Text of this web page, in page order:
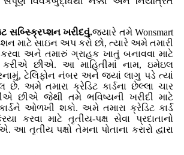
સબ્સ્ક્રિપ્શન ખરીદવું.જ્યારે તમે Wonsmart
માટે સાઇન અપ કરો છો, ત્યારે અમે તમારી
અને તમારું ગ્રાહક ખાતું બનાવવા માટે
કરીએ છીએ. આ માહિતીમાં નામ, ઇમેઇલ
ટેલિફોન નંબર અને જ્યાં લાગુ પડે ત્યાં
છે. અમે તમારા ક્રેડિટ કાર્ડના છેલ્લા ચાર
છીએ જેથી તમે ભવિષ્યની ખરીદી માટે
ઓળખી શકો. અમે તમારા ક્રેડિટ કાર્ડ
કરવા માટે તૃતીય-પક્ષ સેવા પ્રદાતાનો
તૃતીય પક્ષો તેમના પોતાના કરારો દ્વારા